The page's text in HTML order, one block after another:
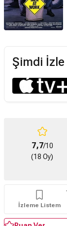
Şimdi İzle
7,7/10
(18 Oy)
İzleme Listem